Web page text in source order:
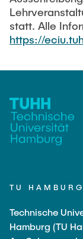
statt. Alle
https://
TU HAMBURG
Technische
Hamburg (TU